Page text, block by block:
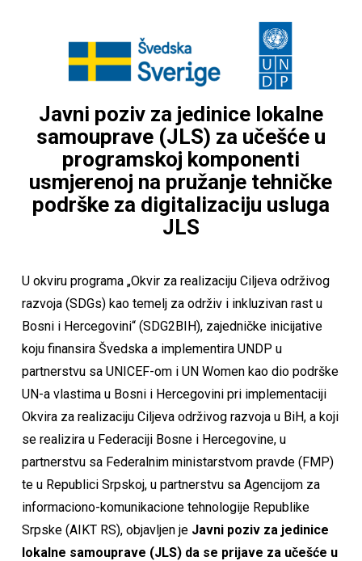
Javni poziv za jedinice lokalne
samouprave (JLS) za učešće u
programskoj komponenti
usmjerenoj na pružanje tehničke
podrške za digitalizaciju usluga
JLS
U okviru programa „Okvir za realizaciju Ciljeva održivog
razvoja (SDGs) kao temelj za održiv i inkluzivan rast u
Bosni i Hercegovini“ (SDG2BIH), zajedničke inicijative
koju finansira Švedska a implementira UNDP u
partnerstvu sa UNICEF-om i UN Women kao dio podrške
UN-a vlastima u Bosni i Hercegovini pri implementaciji
Okvira za realizaciju Ciljeva održivog razvoja u BiH, a koji
se realizira u Federaciji Bosne i Hercegovine, u
partnerstvu sa Federalnim ministarstvom pravde (FMP)
te u Republici Srpskoj, u partnerstvu sa Agencijom za
informaciono-komunikacione tehnologije Republike
Srpske (AIKT RS), objavljen je Javni poziv za jedinice
lokalne samouprave (JLS) da se prijave za učešće u